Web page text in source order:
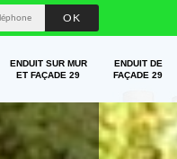
ENDUIT SUR MUR
ET FAÇADE 29
ENDUIT DE
FAÇADE 29